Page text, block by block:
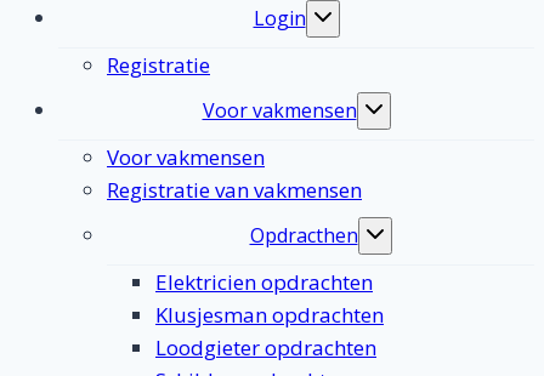
Login
Toggle
Registratie
Voor vakmensen
Toggle
Voor vakmensen
Registratie van vakmensen
Opdracthen
Toggle
Elektricien opdrachten
Klusjesman opdrachten
Loodgieter opdrachten